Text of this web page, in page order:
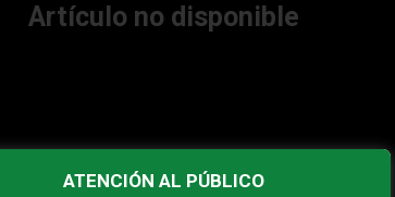
Artículo no disponible
ATENCIÓN AL PÚBLICO